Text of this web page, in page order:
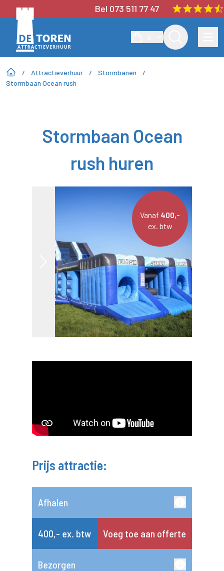
Bel 073 511 77 47
/ Attractieverhuur / Stormbanen
/
Stormbaan Ocean rush
Stormbaan Ocean
rush huren
Vanaf 400,-
ex. btw
Prijs attractie:
Afhalen
400,- ex. btw Voeg toe aan offerte
Bezorgen